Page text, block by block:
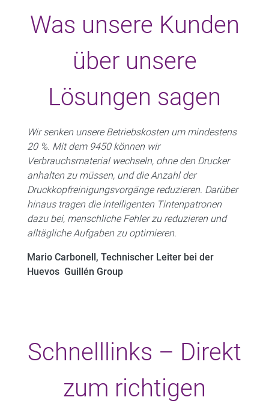
Was unsere Kunden
über unsere
Lösungen sagen
Wir senken unsere Betriebskosten um mindestens
20 %. Mit dem 9450 können wir
Verbrauchsmaterial wechseln, ohne den Drucker
anhalten zu müssen, und die Anzahl der
Druckkopfreinigungsvorgänge reduzieren. Darüber
hinaus tragen die intelligenten Tintenpatronen
dazu bei, menschliche Fehler zu reduzieren und
alltägliche Aufgaben zu optimieren.
Mario Carbonell, Technischer Leiter bei der
Huevos Guillén Group
Schnelllinks – Direkt
zum richtigen